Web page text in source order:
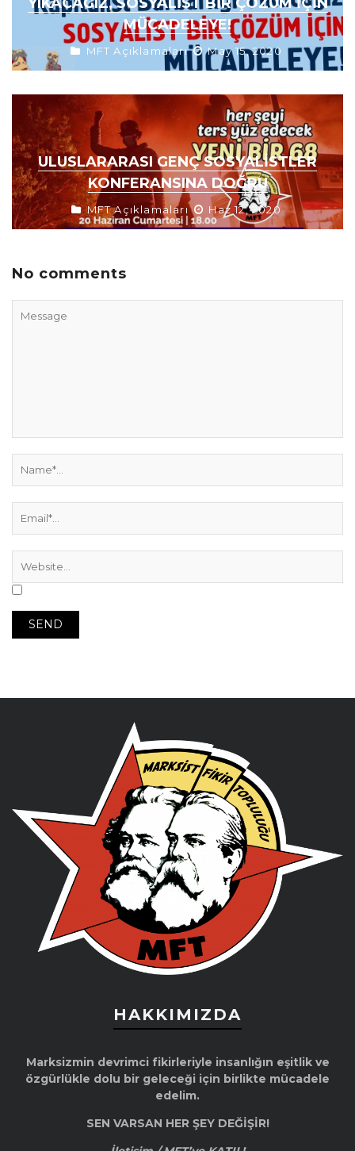
MÜCADELEYE!
MFT Açıklamaları May 15, 2020
ULUSLARARASI GENÇ SOSYALISTLER
KONFERANSINA DOĞRU
MFT Açıklamaları Haz 12, 2020
No comments
HAKKIMIZDA
Marksizmin devrimci fikirleriyle insanlığın eşitlik ve
özgürlükle dolu bir geleceği için birlikte mücadele
edelim.
SEN VARSAN HER ŞEY DEĞİŞİR!